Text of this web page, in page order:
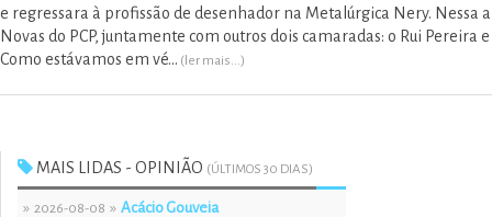
e regressara à profissão de desenhador na Metalúrgica Nery. Nessa
Novas do PCP, juntamente com outros dois camaradas: o Rui Pereira
Como estávamos em vé... (ler mais...)
MAIS LIDAS - OPINIÃO (ÚLTIMOS 30 DIAS)
» 2026-08-08 » Acácio Gouveia